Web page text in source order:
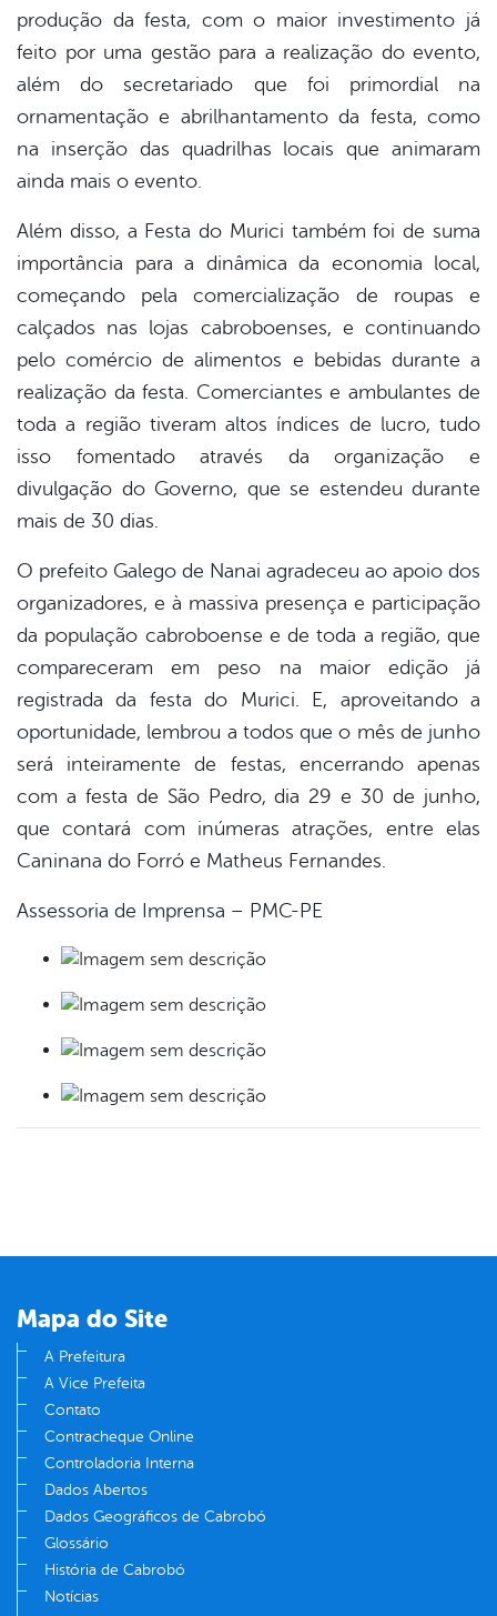
produção da festa, com o maior investimento já
feito por uma gestão para a realização do evento,
além do secretariado que foi primordial na
ornamentação e abrilhantamento da festa, como
na inserção das quadrilhas locais que animaram
ainda mais o evento.
Além disso, a Festa do Murici também foi de suma
importância para a dinâmica da economia local,
começando pela comercialização de roupas e
calçados nas lojas cabroboenses, e continuando
pelo comércio de alimentos e bebidas durante a
realização da festa. Comerciantes e ambulantes de
toda a região tiveram altos índices de lucro, tudo
isso fomentado através da organização e
divulgação do Governo, que se estendeu durante
mais de 30 dias.
O prefeito Galego de Nanai agradeceu ao apoio dos
organizadores, e à massiva presença e participação
da população cabroboense e de toda a região, que
compareceram em peso na maior edição já
registrada da festa do Murici. E, aproveitando a
oportunidade, lembrou a todos que o mês de junho
será inteiramente de festas, encerrando apenas
com a festa de São Pedro, dia 29 e 30 de junho,
que contará com inúmeras atrações, entre elas
Caninana do Forró e Matheus Fernandes.
Assessoria de Imprensa – PMC-PE
Mapa do Site
A Prefeitura
A Vice Prefeita
Contato
Contracheque Online
Controladoria Interna
Dados Abertos
Dados Geográficos de Cabrobó
Glossário
História de Cabrobó
Notícias